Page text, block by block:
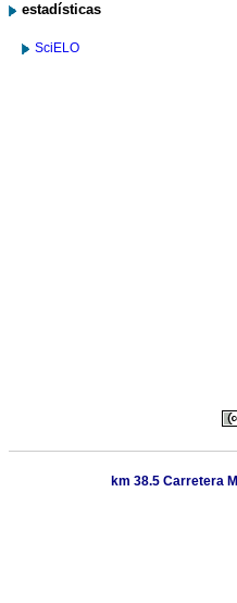
estadísticas
SciELO
km 38.5 Carretera